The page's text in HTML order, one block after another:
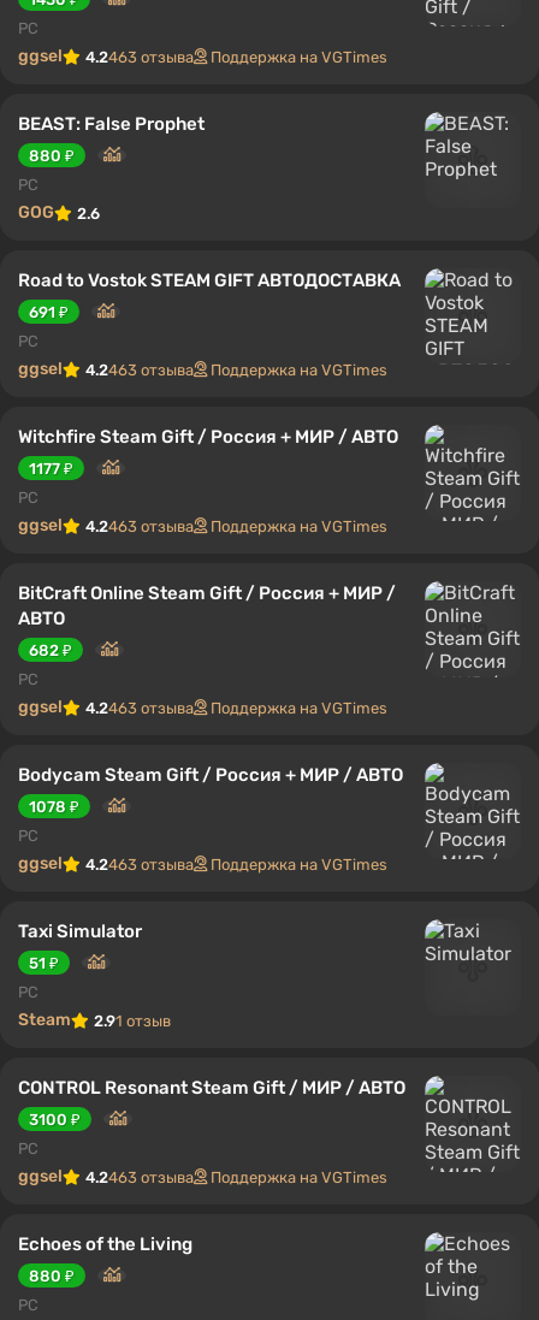
PC
ggsel 4.2463 отзыва Поддержка на VGTimes
BEAST: False Prophet
880 ₽
PC
GOG 2.6
Road to Vostok STEAM GIFT АВТОДОСТАВКА
691 ₽
PC
ggsel 4.2463 отзыва Поддержка на VGTimes
Witchfire Steam Gift / Россия + МИР / АВТО
1177 ₽
PC
ggsel 4.2463 отзыва Поддержка на VGTimes
BitCraft Online Steam Gift / Россия + МИР /
АВТО
682 ₽
PC
ggsel 4.2463 отзыва Поддержка на VGTimes
Bodycam Steam Gift / Россия + МИР / АВТО
1078 ₽
PC
ggsel 4.2463 отзыва Поддержка на VGTimes
Taxi Simulator
51 ₽
PC
Steam 2.91 отзыв
CONTROL Resonant Steam Gift / МИР / АВТО
3100 ₽
PC
ggsel 4.2463 отзыва Поддержка на VGTimes
Echoes of the Living
880 ₽
PC